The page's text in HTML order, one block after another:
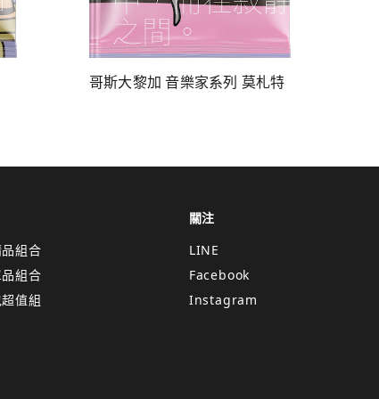
哥斯大黎加 音樂家系列 莫札特
組合
組合
值組
關注
LINE
Facebook
Instagram